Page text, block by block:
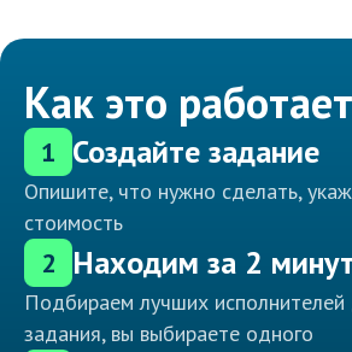
Как это
1 Создайте задание
Опишите, что нужно сделать,
стоимость
2 Находим за 2
Подбираем лучших исполнителей
задания, вы выбираете одного